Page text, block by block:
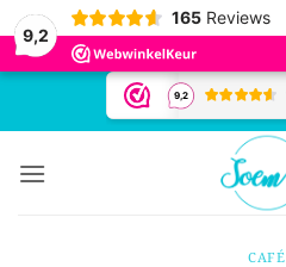
9,2
165 Reviews
Passer
CAFÉ